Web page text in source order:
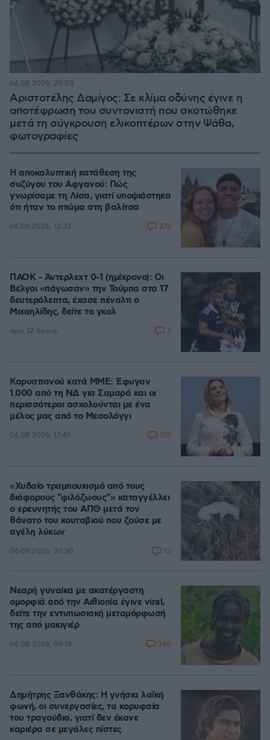
Αριστοτέλης Δαμίγος: Σε κλίμα οδύνης έγινε η
αποτέφρωση του συντονιστή που σκοτώθηκε
μετά τη σύγκρουση ελικοπτέρων στην Ψάθα,
φωτογραφίες
06.08.2026, 20:03
Η αποκαλυπτική κατάθεση της
συζύγου του Αφγανού: Πώς
γνωρίσαμε τη Λίσα, γιατί υποψιάστηκα
ότι ήταν το πτώμα στη βαλίτσα
06.08.2026, 12:32 272
ΠΑΟΚ - Άντερλεχτ 0-1 (ημίχρονο): Οι
Βέλγοι «πάγωσαν» την Τούμπα στα 17
δευτερόλεπτα, έχασε πέναλτι ο
Μιχαηλίδης, δείτε το γκολ
πριν 12 λεπτά 3
Καρυστιανού κατά ΜΜΕ: Έφυγαν
1.000 από τη ΝΔ για Σαμαρά και οι
περισσότεροι ασχολούνται με ένα
μέλος μας από το Μεσολόγγι
06.08.2026, 17:49 125
«Χυδαίο τραμπουκισμό από τους
διάφορους "φιλόζωους"» καταγγέλλει
ο ερευνητής του ΑΠΘ μετά τον
θάνατο του κουταβιού που ζούσε με
αγέλη λύκων
06.08.2026, 20:30 13
Νεαρή γυναίκα με ακατέργαστη
ομορφιά από την Αιθιοπία έγινε viral,
δείτε την εντυπωσιακή μεταμόρφωσή
της από μακιγιέρ
06.08.2026, 09:18 340
Δημήτρης Ξανθάκης: Η γνήσια λαϊκή
φωνή, οι συνεργασίες, τα κορυφαία
του τραγούδια, γιατί δεν έκανε
καριέρα σε μεγάλες πίστες